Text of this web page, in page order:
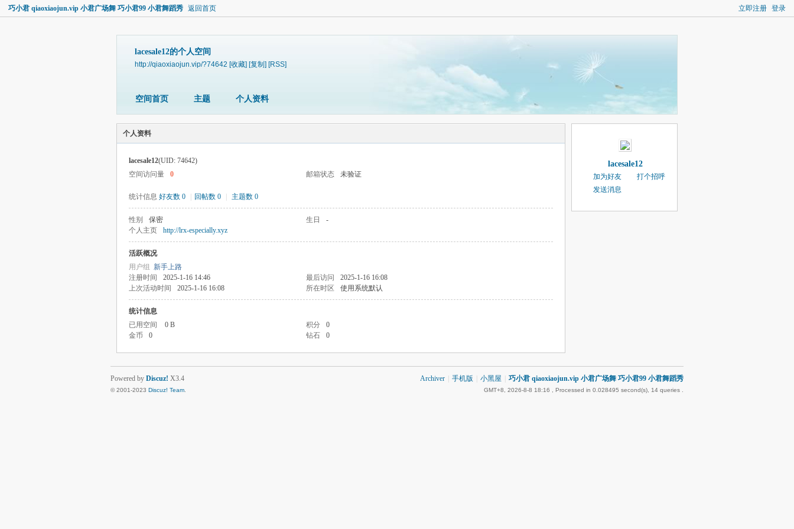
立即注册 登录
巧小君 qiaoxiaojun.vip 小君广场舞 巧小君99 小君舞蹈秀 返回首页
lacesale12的个人空间
http://qiaoxiaojun.vip/?74642 [收藏] [复制] [RSS]
空间首页 主题 个人资料
个人资料
lacesale12(UID: 74642)
空间访问量
0 邮箱状态 未验证
统计信息 好友数 0 回帖数 0 主题数 0
性别 保密 生日
-
个人主页
http://lrx-especially.xyz
活跃概况
用户组 新手上路
注册时间
2025-1-16 14:46 最后访问
2025-1-16 16:08
上次活动时间
2025-1-16 16:08 所在时区 使用系统默认
统计信息
已用空间
0 B 积分
0
金币
0 钻石 0
lacesale12
加为好友
打个招呼
发送消息
Archiver 手机版 小黑屋 巧小君 qiaoxiaojun.vip 小君广场舞 巧小君99 小君舞蹈秀
GMT+8, 2026-8-8 18:16 , Processed in 0.028495 second(s), 14 queries .
Powered by Discuz! X3.4
© 2001-2023 Discuz! Team